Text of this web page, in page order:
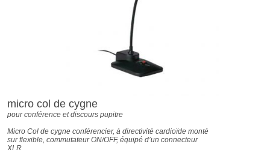
micro col de cygne
pour conférence et discours pupitre
Micro Col de cygne conférencier, à directivité cardioïde monté
sur flexible, commutateur ON/OFF, équipé d’un connecteur